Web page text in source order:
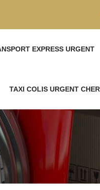
EXPRESS URGENT
TAXI COLIS URGENT